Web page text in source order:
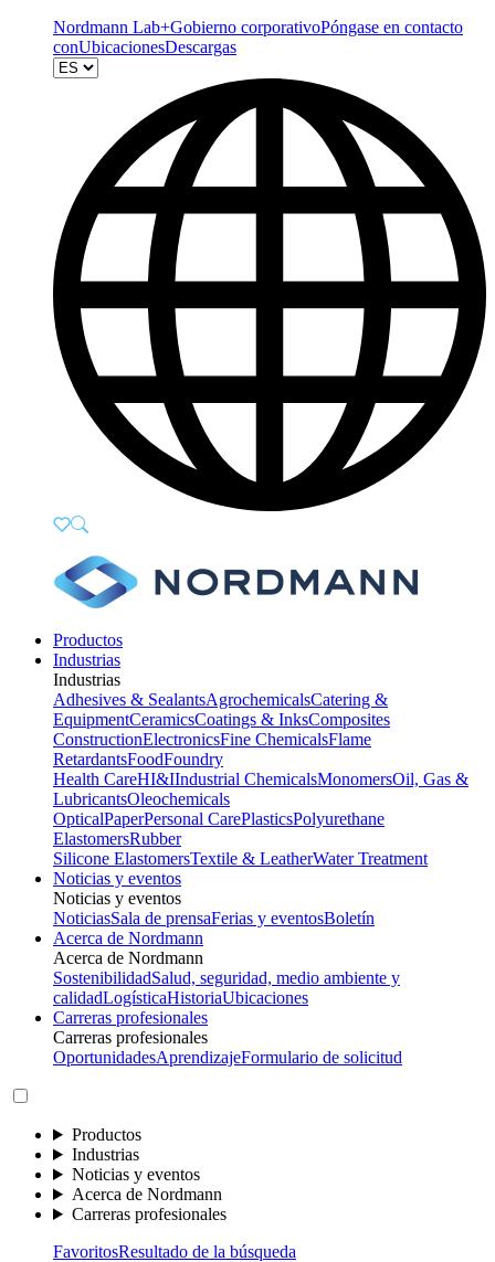
Nordmann Lab+Gobierno corporativoPóngase en contacto
conUbicacionesDescargas
Productos
Industrias
Industrias
Adhesives & SealantsAgrochemicalsCatering &
EquipmentCeramicsCoatings & InksComposites
ConstructionElectronicsFine ChemicalsFlame
RetardantsFoodFoundry
Health CareHI&IIndustrial ChemicalsMonomersOil, Gas &
LubricantsOleochemicals
OpticalPaperPersonal CarePlasticsPolyurethane
ElastomersRubber
Silicone ElastomersTextile & LeatherWater Treatment
Noticias y eventos
Noticias y eventos
NoticiasSala de prensaFerias y eventosBoletín
Acerca de Nordmann
Acerca de Nordmann
SostenibilidadSalud, seguridad, medio ambiente y
calidadLogísticaHistoriaUbicaciones
Carreras profesionales
Carreras profesionales
OportunidadesAprendizajeFormulario de solicitud
Productos
Industrias
Noticias y eventos
Acerca de Nordmann
Carreras profesionales
FavoritosResultado de la búsqueda